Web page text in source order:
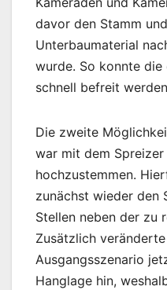
davor den Stamm
Unterbaumaterial
wurde. So konnte die
schnell befreit
Die zweite
war mit dem Spreizer
hochzustemmen.
zunächst wieder den
Stellen neben der zu
Zusätzlich
Ausgangsszenario
Hanglage hin,